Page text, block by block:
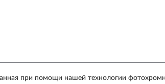
при помощи нашей технологии